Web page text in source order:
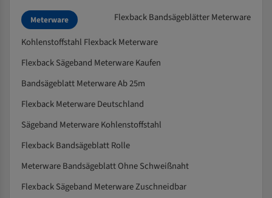
Meterware
Flexback Bandsägeblätter Meterware
Kohlenstoffstahl Flexback Meterware
Flexback Sägeband Meterware Kaufen
Bandsägeblatt Meterware Ab 25m
Flexback Meterware Deutschland
Sägeband Meterware Kohlenstoffstahl
Flexback Bandsägeblatt Rolle
Meterware Bandsägeblatt Ohne Schweißnaht
Flexback Sägeband Meterware Zuschneidbar